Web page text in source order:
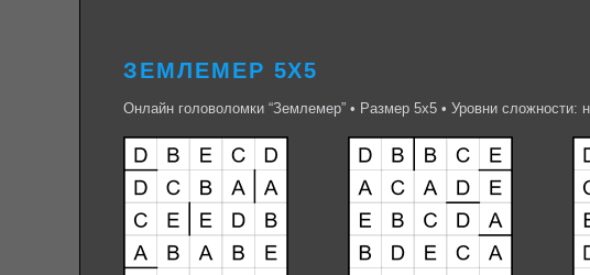
ЗЕМЛЕМЕР 5Х5
Онлайн головоломки “Землемер” • Размер 5х5 • Уровни сложности: